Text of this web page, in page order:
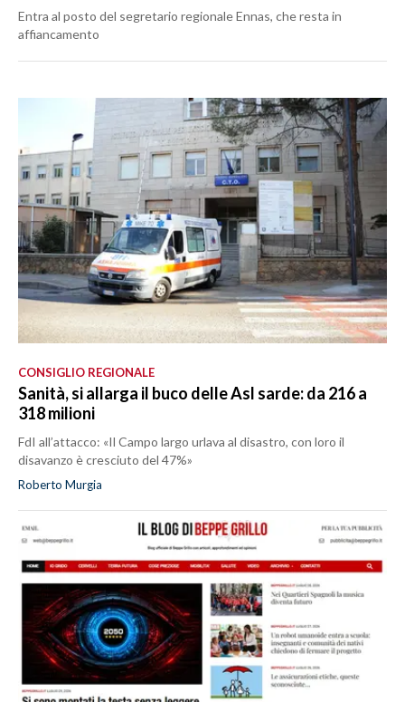
Entra al posto del segretario regionale Ennas, che resta in
affiancamento
CONSIGLIO REGIONALE
Sanità, si allarga il buco delle Asl sarde: da 216 a
318 milioni
FdI all’attacco: «Il Campo largo urlava al disastro, con loro il
disavanzo è cresciuto del 47%»
Roberto Murgia